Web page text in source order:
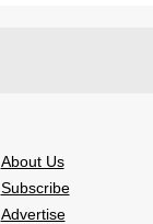
About Us
Subscribe
Advertise